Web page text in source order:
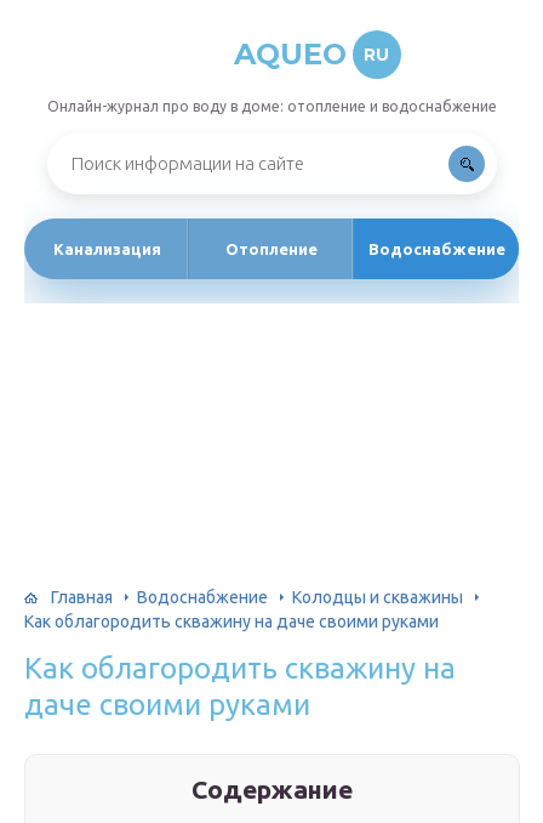
AQUEO RU
Онлайн-журнал про воду в доме: отопление и водоснабжение
Канализация Отопление Водоснабжение
Главная Водоснабжение
Колодцы и скважины
Как облагородить скважину на даче своими руками
Как облагородить скважину на
даче своими руками
Содержание